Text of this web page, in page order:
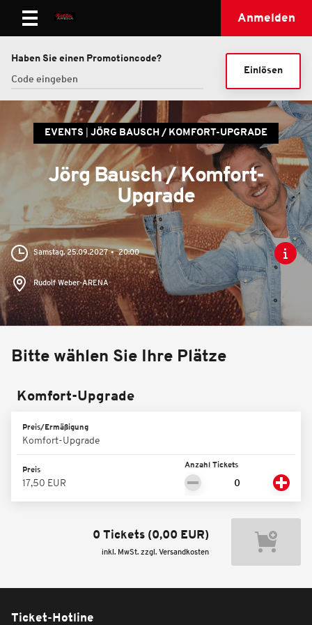
Anmelden
Haben Sie einen Promotioncode?
Einlösen
EVENTS JÖRG BAUSCH / KOMFORT-UPGRADE
Jörg Bausch / Komfort-
Upgrade
Samstag, 25.09.2027 20:00
Rudolf Weber-ARENA
Bitte wählen Sie Ihre Plätze
Komfort-Upgrade
Preis/Ermäßigung
Komfort-Upgrade
Preis
17,50 EUR
Anzahl Tickets
0 Tickets (0,00 EUR)
inkl. MwSt. zzgl. Versandkosten
Ticket-Hotline